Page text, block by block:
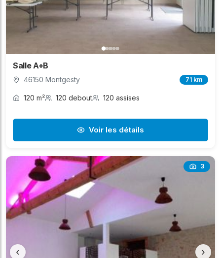
Salle A+B
46150 Montgesty 71 km
120 m² 120 debout 120 assises
Voir les détails
3
‹ ›